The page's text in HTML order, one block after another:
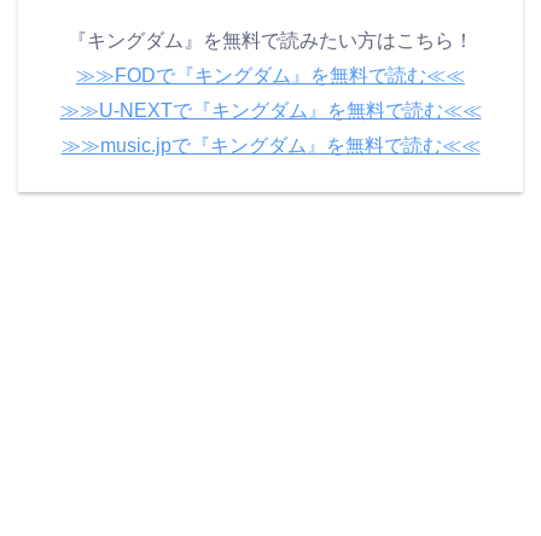
『キングダム』を無料で読みたい方はこちら！
≫≫FODで『キングダム』を無料で読む≪≪
≫≫U-NEXTで『キングダム』を無料で読む≪≪
≫≫music.jpで『キングダム』を無料で読む≪≪